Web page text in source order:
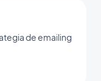
de emailing